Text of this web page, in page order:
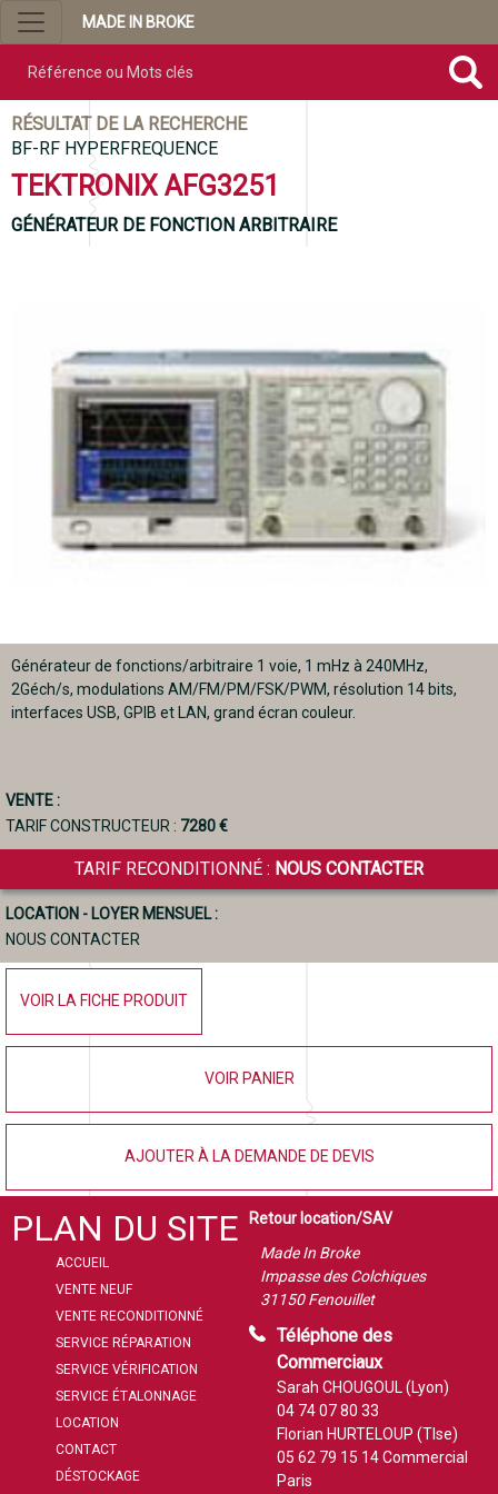
MADE IN BROKE
RÉSULTAT DE LA RECHERCHE
BF-RF HYPERFREQUENCE
TEKTRONIX AFG3251
GÉNÉRATEUR DE FONCTION ARBITRAIRE
Générateur de fonctions/arbitraire 1 voie, 1 mHz à 240MHz,
2Géch/s, modulations AM/FM/PM/FSK/PWM, résolution 14 bits,
interfaces USB, GPIB et LAN, grand écran couleur.
VENTE :
TARIF CONSTRUCTEUR : 7280 €
TARIF RECONDITIONNÉ : NOUS CONTACTER
LOCATION - LOYER MENSUEL :
NOUS CONTACTER
VOIR LA FICHE PRODUIT
VOIR PANIER
AJOUTER À LA DEMANDE DE DEVIS
PLAN DU SITE
ACCUEIL
VENTE NEUF
VENTE RECONDITIONNÉ
SERVICE RÉPARATION
SERVICE VÉRIFICATION
SERVICE ÉTALONNAGE
LOCATION
CONTACT
DÉSTOCKAGE
Retour location/SAV
Made In Broke
Impasse des Colchiques
31150 Fenouillet
Téléphone des
Commerciaux
Sarah CHOUGOUL (Lyon)
04 74 07 80 33
Florian HURTELOUP (Tlse)
05 62 79 15 14Commercial
Paris